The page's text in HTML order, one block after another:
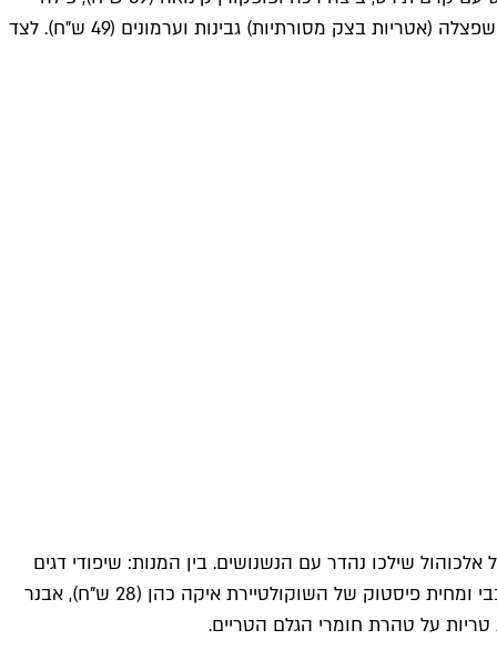
מוסר ים של פריקי, קרם למון גראס ואננס (79 ש"ח), נקניקיית קאריוורסט בליוי קרם קארי, עגבניות צלויות ושעועית ירוקה (41 ש"ח), ושפצלה (אטריות בצק מסורתיות) גבינות וערמונים (49 ש"ח). לצד
שילכו נהדר עם הנשנושים. בין המנות: שיפודי דגים
(48-59 ש"ח), סנדוויץ' שוקולד שמורכב משכבות שוקולד לבן, מחית אגוזים וופל, שבבי ומחית פיסטוק של השוקולטיירת איקה כהן (28 ש"ח), אבנר
טריות על טהרת חומרי הגלם הטריים.